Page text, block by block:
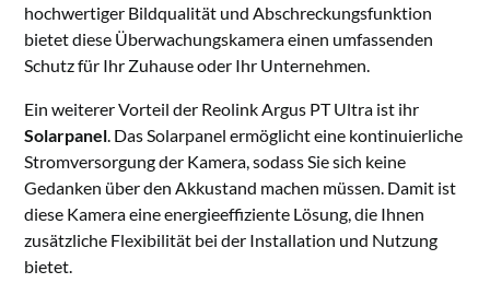
hochwertiger Bildqualität und Abschreckungsfunktion
bietet diese Überwachungskamera einen umfassenden
Schutz für Ihr Zuhause oder Ihr Unternehmen.
Ein weiterer Vorteil der Reolink Argus PT Ultra ist ihr
Solarpanel. Das Solarpanel ermöglicht eine kontinuierliche
Stromversorgung der Kamera, sodass Sie sich keine
Gedanken über den Akkustand machen müssen. Damit ist
diese Kamera eine energieeffiziente Lösung, die Ihnen
zusätzliche Flexibilität bei der Installation und Nutzung
bietet.